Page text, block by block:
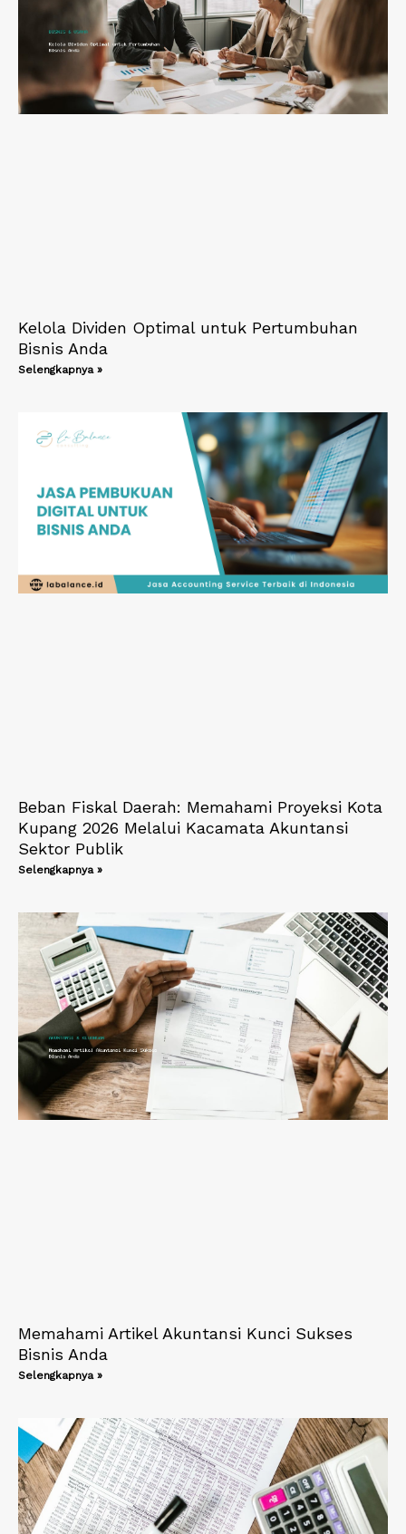
Kelola Dividen Optimal untuk Pertumbuhan
Bisnis Anda
Selengkapnya »
Beban Fiskal Daerah: Memahami Proyeksi Kota
Kupang 2026 Melalui Kacamata Akuntansi
Sektor Publik
Selengkapnya »
Memahami Artikel Akuntansi Kunci Sukses
Bisnis Anda
Selengkapnya »